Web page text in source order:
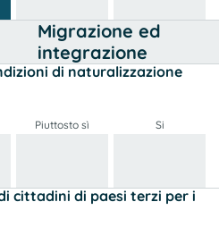
Migrazione ed
integrazione
di naturalizzazione
Piuttosto sì Si
cittadini di paesi terzi per i